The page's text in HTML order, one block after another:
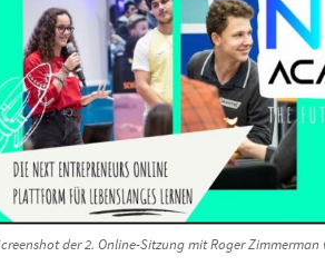
der 2. Online-Sitzung mit Roger Zimmerman